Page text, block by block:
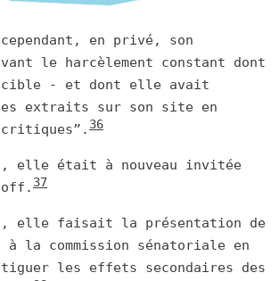
en privé, son
le harcèlement constant dont
- et dont elle avait
extraits sur son site en
critiques”. 36
elle était à nouveau invitée
37
elle faisait la présentation de
à la commission sénatoriale en
les effets secondaires des